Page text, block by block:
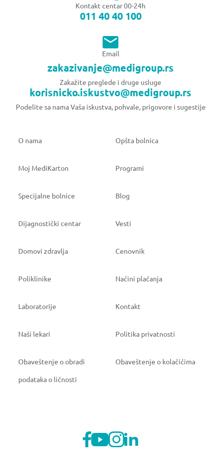
Kontakt centar 00-24h
011 40 40 100
Email
zakazivanje@medigroup.rs
Zakažite preglede i druge usluge
korisnicko.iskustvo@medigroup.rs
Podelite sa nama Vaša iskustva, pohvale, prigovore i sugestije
O nama Opšta bolnica
Moj MediKarton Programi
Specijalne bolnice Blog
Dijagnostički centar Vesti
Domovi zdravlja Cenovnik
Poliklinike Načini plaćanja
Laboratorije Kontakt
Naši lekari Politika privatnosti
Obaveštenje o obradi
podataka o ličnosti
Obaveštenje o kolačićima